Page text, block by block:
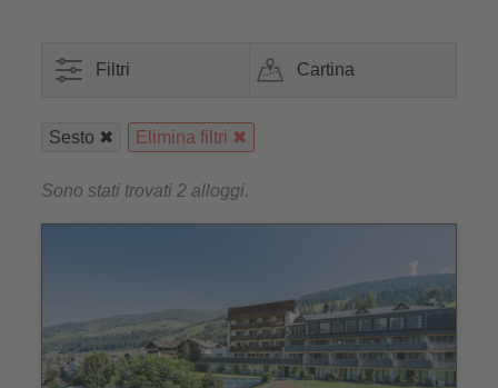
Filtri Cartina
Sesto Elimina filtri
Sono stati trovati 2 alloggi.